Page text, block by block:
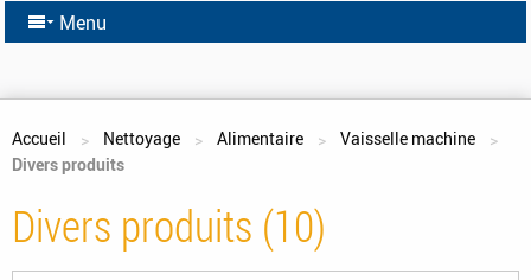
Menu
Vous êtes ici
Accueil Nettoyage Alimentaire
Vaisselle machine
Divers produits
Divers produits (10)